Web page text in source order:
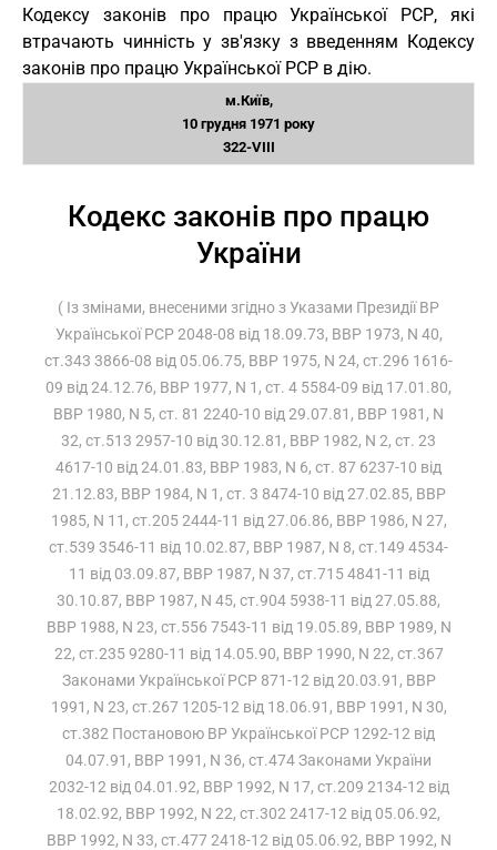
Кодексу законів про працю Української РСР, які
втрачають чинність у зв'язку з введенням Кодексу
законів про працю Української РСР в дію.
м.Київ,
10 грудня 1971 року
322-VIII
Кодекс законів про працю
України
( Із змінами, внесеними згідно з Указами Президії ВР
Української РСР 2048-08 від 18.09.73, ВВР 1973, N 40,
ст.343 3866-08 від 05.06.75, ВВР 1975, N 24, ст.296 1616-
09 від 24.12.76, ВВР 1977, N 1, ст. 4 5584-09 від 17.01.80,
ВВР 1980, N 5, ст. 81 2240-10 від 29.07.81, ВВР 1981, N
32, ст.513 2957-10 від 30.12.81, ВВР 1982, N 2, ст. 23
4617-10 від 24.01.83, ВВР 1983, N 6, ст. 87 6237-10 від
21.12.83, ВВР 1984, N 1, ст. 3 8474-10 від 27.02.85, ВВР
1985, N 11, ст.205 2444-11 від 27.06.86, ВВР 1986, N 27,
ст.539 3546-11 від 10.02.87, ВВР 1987, N 8, ст.149 4534-
11 від 03.09.87, ВВР 1987, N 37, ст.715 4841-11 від
30.10.87, ВВР 1987, N 45, ст.904 5938-11 від 27.05.88,
ВВР 1988, N 23, ст.556 7543-11 від 19.05.89, ВВР 1989, N
22, ст.235 9280-11 від 14.05.90, ВВР 1990, N 22, ст.367
Законами Української РСР 871-12 від 20.03.91, ВВР
1991, N 23, ст.267 1205-12 від 18.06.91, ВВР 1991, N 30,
ст.382 Постановою ВР Української РСР 1292-12 від
04.07.91, ВВР 1991, N 36, ст.474 Законами України
2032-12 від 04.01.92, ВВР 1992, N 17, ст.209 2134-12 від
18.02.92, ВВР 1992, N 22, ст.302 2417-12 від 05.06.92,
ВВР 1992, N 33, ст.477 2418-12 від 05.06.92, ВВР 1992, N